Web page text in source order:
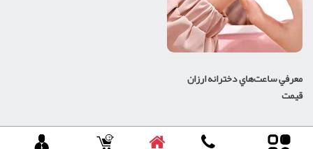
معرفي ساعت‌هاي دخترانه ارزان
قيمت